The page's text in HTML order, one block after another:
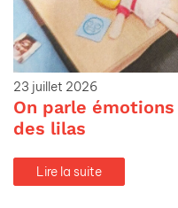
23 juillet 2026
On parle
des lilas
Lire la suite